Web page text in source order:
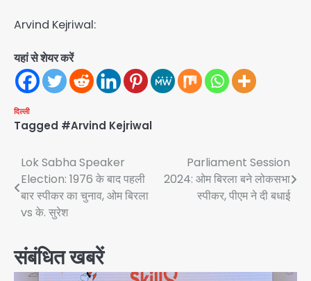
Arvind Kejriwal:
यहां से शेयर करें
दिल्ली
Tagged #Arvind Kejriwal
Post
navigation
Lok Sabha Speaker
Election: 1976 के बाद पहली
बार स्पीकर का चुनाव, ओम बिरला
vs के. सुरेश
Parliament Session
2024: ओम बिरला बने लोकसभा
स्पीकर, पीएम ने दी बधाई
संबंधित खबरें